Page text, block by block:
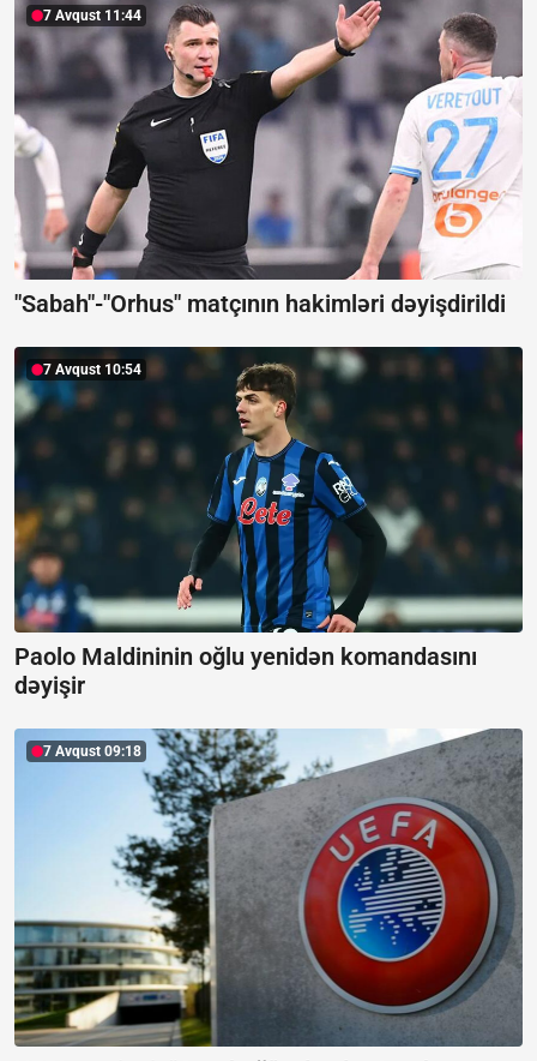
7 Avqust 11:44
"Sabah"-"Orhus" matçının hakimləri dəyişdirildi
7 Avqust 10:54
Paolo Maldininin oğlu yenidən komandasını
dəyişir
7 Avqust 09:18